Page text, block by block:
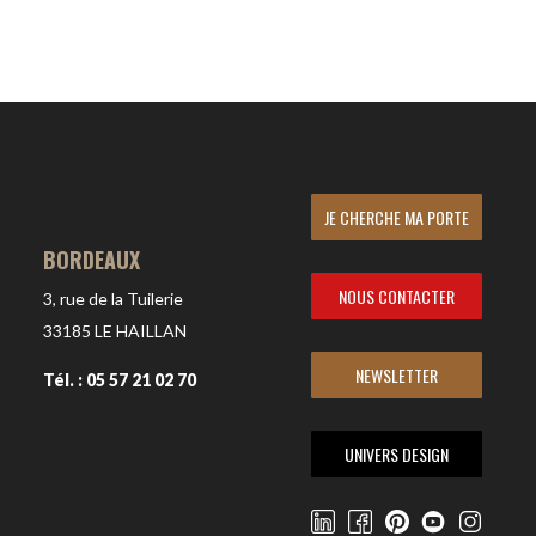
BORDEAUX
3, rue de la Tuilerie
33185 LE HAILLAN
Tél. : 05 57 21 02 70
JE CHERCHE MA PORTE
NOUS CONTACTER
NEWSLETTER
UNIVERS DESIGN